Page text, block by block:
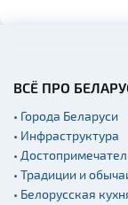
Военная
Мастер-
Квесты
Новости
Спортинг-
ВСЁ ПРО
• Города Беларуси
• Инфраструктура
•
• Традиции и
• Белорусская